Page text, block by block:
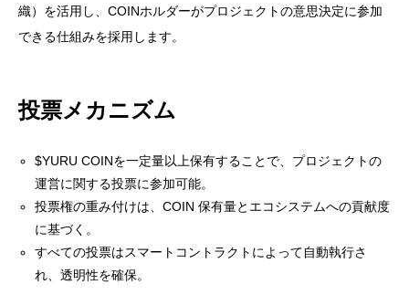
織）を活用し、COINホルダーがプロジェクトの意思決定に参加
できる仕組みを採用します。
投票メカニズム
$YURU COINを一定量以上保有することで、プロジェクトの
運営に関する投票に参加可能。
投票権の重み付けは、COIN 保有量とエコシステムへの貢献度
に基づく。
すべての投票はスマートコントラクトによって自動執行さ
れ、透明性を確保。